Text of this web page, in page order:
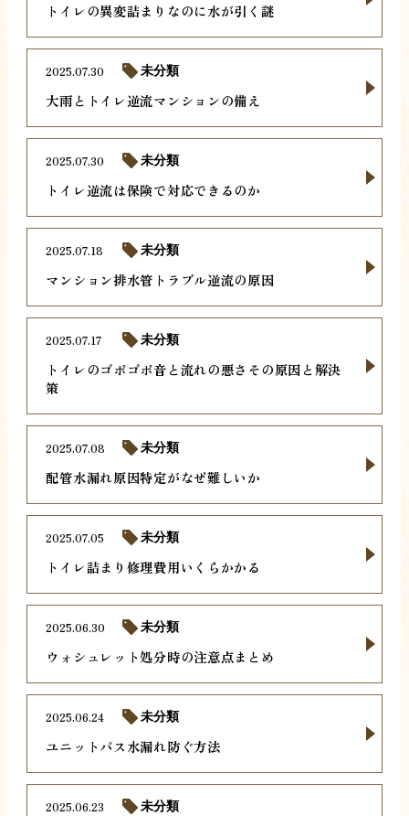
トイレの異変詰まりなのに水が引く謎
大雨とトイレ逆流マンションの備え
2025.07.30 未分類
トイレ逆流は保険で対応できるのか
2025.07.30 未分類
マンション排水管トラブル逆流の原因
2025.07.18 未分類
トイレのゴボゴボ音と流れの悪さその原因と解決
策
2025.07.17 未分類
配管水漏れ原因特定がなぜ難しいか
2025.07.08 未分類
トイレ詰まり修理費用いくらかかる
2025.07.05 未分類
ウォシュレット処分時の注意点まとめ
2025.06.30 未分類
ユニットバス水漏れ防ぐ方法
2025.06.24 未分類
2025.06.23 未分類